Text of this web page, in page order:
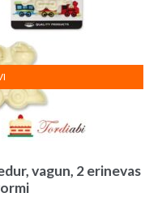
vagun, 2 erinevas